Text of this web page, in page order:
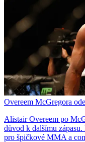
Overeem McGregora
Alistair Overeem po
důvod k dalšímu
pro špičkové MMA a